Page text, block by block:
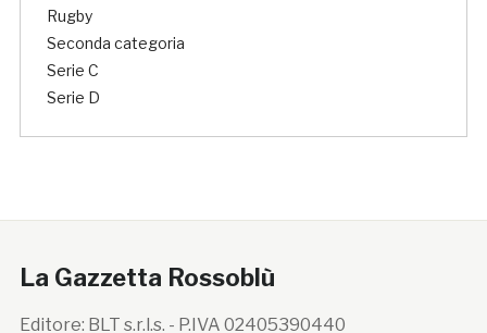
Rugby
Seconda categoria
Serie C
Serie D
La Gazzetta Rossoblù
Editore: BLT s.r.l.s. - P.IVA 02405390440